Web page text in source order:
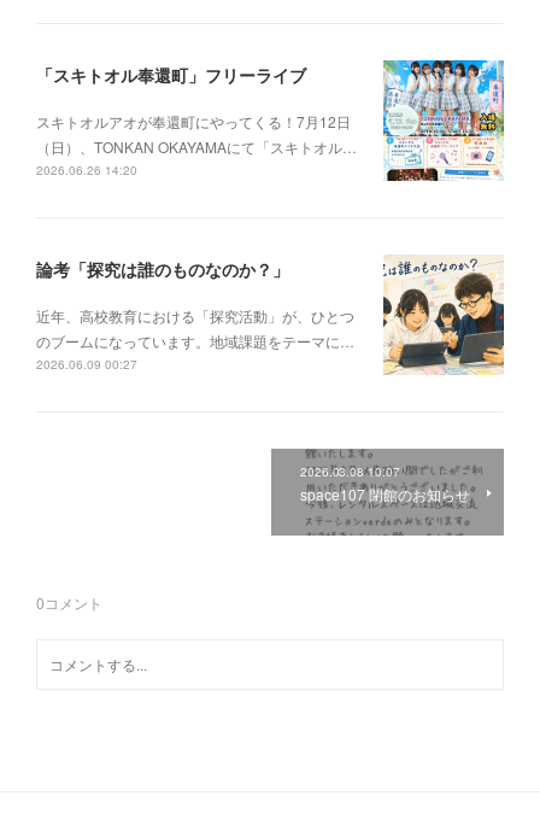
「スキトオル奉還町」フリーライブ
スキトオルアオが奉還町にやってくる！7月12日
（日）、TONKAN OKAYAMAにて「スキトオル…
2026.06.26 14:20
論考「探究は誰のものなのか？」
近年、高校教育における「探究活動」が、ひとつ
のブームになっています。地域課題をテーマに…
2026.06.09 00:27
2026.03.08 10:07
space107 閉館のお知らせ
0コメント